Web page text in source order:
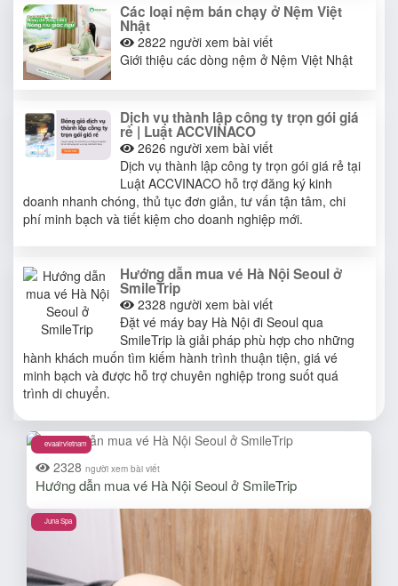
Các loại nệm bán chạy ở Nệm Việt
Nhật
2822 người xem bài viết
Giới thiệu các dòng nệm ở Nệm Việt Nhật
Dịch vụ thành lập công ty trọn gói giá
rẻ | Luật ACCVINACO
2626 người xem bài viết
Dịch vụ thành lập công ty trọn gói giá rẻ tại
Luật ACCVINACO hỗ trợ đăng ký kinh
doanh nhanh chóng, thủ tục đơn giản, tư vấn tận tâm, chi
phí minh bạch và tiết kiệm cho doanh nghiệp mới.
Hướng dẫn mua vé Hà Nội Seoul ở
SmileTrip
2328 người xem bài viết
Đặt vé máy bay Hà Nội đi Seoul qua
SmileTrip là giải pháp phù hợp cho những
hành khách muốn tìm kiếm hành trình thuận tiện, giá vé
minh bạch và được hỗ trợ chuyên nghiệp trong suốt quá
trình di chuyển.
evaairvietnam
2328 người xem bài viết
Hướng dẫn mua vé Hà Nội Seoul ở SmileTrip
Juna Spa